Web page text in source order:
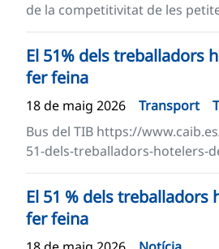
de la competitivitat de les
El 51% dels treballadors
fer feina
18 de maig 2026 Transport
Bus del TIB https://
51-dels-treballadors-hotelers-
El 51 % dels
fer feina